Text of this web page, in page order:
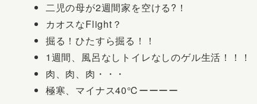
二児の母が2週間家を空ける?！
カオスなFlight？
掘る！ひたすら掘る！！
1週間、風呂なしトイレなしのゲル生活！！！
肉、肉、肉・・・
極寒、マイナス40℃ーーーー